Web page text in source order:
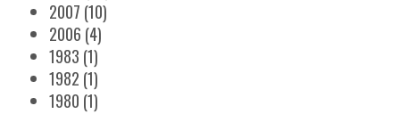
2007 (10)
2006 (4)
1983 (1)
1982 (1)
1980 (1)